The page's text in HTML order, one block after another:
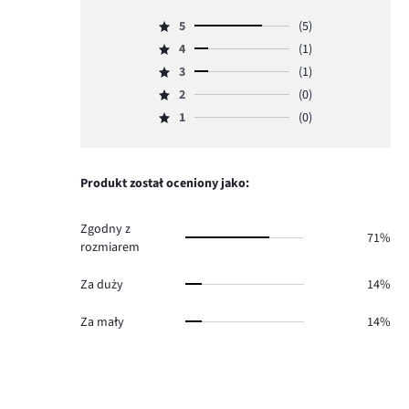
Ocena
5,
ilość
głosów
5
(5)
Ocena
4,
ilość
głosów
4
(1)
Ocena
3,
ilość
3
(1)
Ocena
2,
0.
2
(0)
Ocena
głosów
1 (0)
Produkt został oceniony jako:
Zgodny z
rozmiarem
71%
Za duży 14%
Za mały 14%